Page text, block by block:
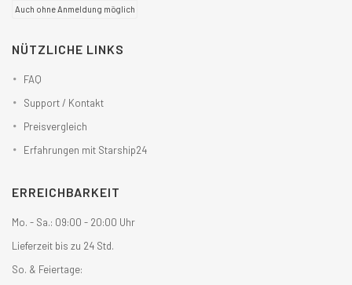
Auch ohne Anmeldung möglich
NÜTZLICHE LINKS
FAQ
Support / Kontakt
Preisvergleich
Erfahrungen mit Starship24
ERREICHBARKEIT
Mo. - Sa.: 09:00 - 20:00 Uhr
Lieferzeit bis zu 24 Std.
So. & Feiertage: